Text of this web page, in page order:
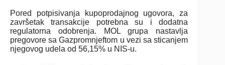
Pored potpisivanja kupoprodajnog ugovora, za
završetak transakcije potrebna su i dodatna
regulatorna odobrenja. MOL grupa nastavlja
pregovore sa Gazpromnjeftom u vezi sa sticanjem
njegovog udela od 56,15% u NIS-u.